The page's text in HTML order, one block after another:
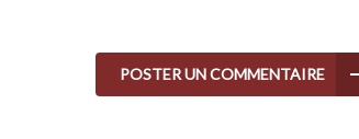
POSTER UN COMMENTAIRE